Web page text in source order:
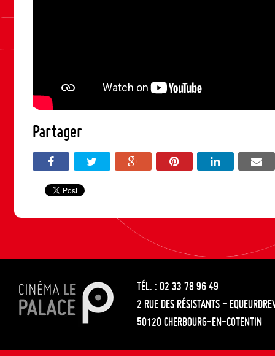
Partager
TÉL. : 02 33 78 96 49
2 RUE DES RÉSISTANTS -
50120 CHERBOURG-EN-COTENTIN